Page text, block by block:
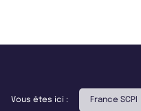
Vous êtes ici : France SCPI